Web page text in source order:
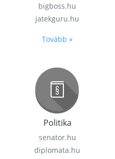
bigboss.hu
jatekguru.hu
Tovább »
Politika
senator.hu
diplomata.hu